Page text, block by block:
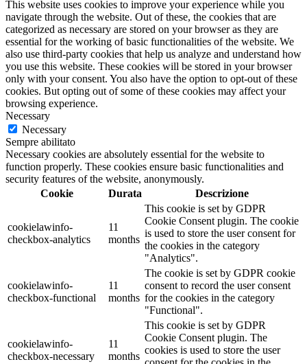
This website uses cookies to improve your experience while you
navigate through the website. Out of these, the cookies that are
categorized as necessary are stored on your browser as they are
essential for the working of basic functionalities of the website. We
also use third-party cookies that help us analyze and understand how
you use this website. These cookies will be stored in your browser
only with your consent. You also have the option to opt-out of these
cookies. But opting out of some of these cookies may affect your
browsing experience.
Necessary
Necessary
Sempre abilitato
Necessary cookies are absolutely essential for the website to
function properly. These cookies ensure basic functionalities and
security features of the website, anonymously.
Cookie
Durata Descrizione
cookielawinfo-
checkbox-analytics
11
months
This cookie is set by GDPR
Cookie Consent plugin. The cookie
is used to store the user consent for
the cookies in the category
"Analytics".
cookielawinfo-
checkbox-functional
11
months
The cookie is set by GDPR cookie
consent to record the user consent
for the cookies in the category
"Functional".
cookielawinfo-
checkbox-necessary
11
months
This cookie is set by GDPR
Cookie Consent plugin. The
cookies is used to store the user